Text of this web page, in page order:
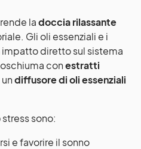
rende ladoccia rilassante
Gli oli essenziali e i
impatto diretto sul sistema
conestratti
diffusore di oli essenziali
sono:
e favorire il sonno